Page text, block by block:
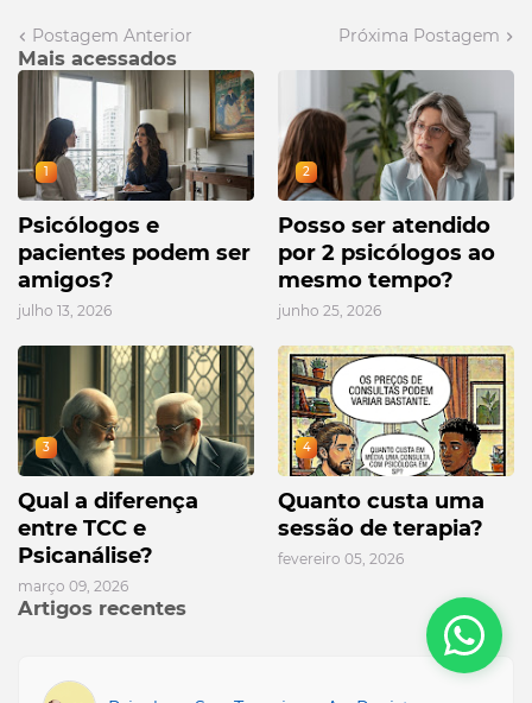
Postagem Anterior Próxima Postagem
Mais acessados
1
Psicólogos e
pacientes podem ser
amigos?
julho 13, 2026
2
Posso ser atendido
por 2 psicólogos ao
mesmo tempo?
junho 25, 2026
3
Qual a diferença
entre TCC e
Psicanálise?
março 09, 2026
4
Quanto custa uma
sessão de terapia?
fevereiro 05, 2026
Artigos recentes